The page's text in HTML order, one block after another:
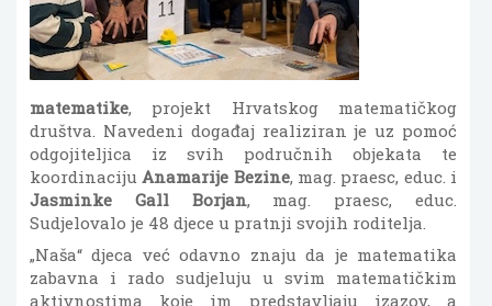
matematike, projekt Hrvatskog matematičkog
društva. Navedeni događaj realiziran je uz pomoć
odgojiteljica iz svih područnih objekata te
koordinacijuAnamarije Bezine, mag. praesc, educ. i
Jasminke Gall Borjan, mag. praesc, educ.
Sudjelovalo je 48 djece u pratnji svojih roditelja.
„Naša“ djeca već odavno znaju da je matematika
zabavna i rado sudjeluju u svim matematičkim
aktivnostima koje im predstavljaju izazov, a